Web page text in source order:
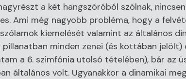
a két hangszóróból szólnak,
Ami még nagyobb probléma, hogy a
kiemelését valamint az általános
minden zenei (és kottában jelölt)
a 6. szimfónia utolsó tételében), bár az
általános volt. Ugyanakkor a dinamikai